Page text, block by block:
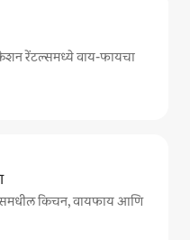
रेंटल्समध्ये वाय-फायचा
किचन, वायफाय आणि